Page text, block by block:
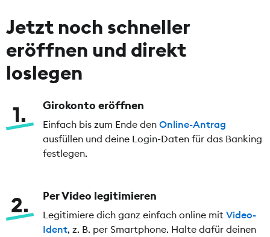
Jetzt noch schneller
eröffnen und direkt
loslegen
1 Girokonto eröffnen
Einfach bis zum Ende den Online-Antrag
ausfüllen und deine Login-Daten für das Banking
festlegen.
2 Per Video legitimieren
Legitimiere dich ganz einfach online mit Video-
Ident, z. B. per Smartphone. Halte dafür deinen